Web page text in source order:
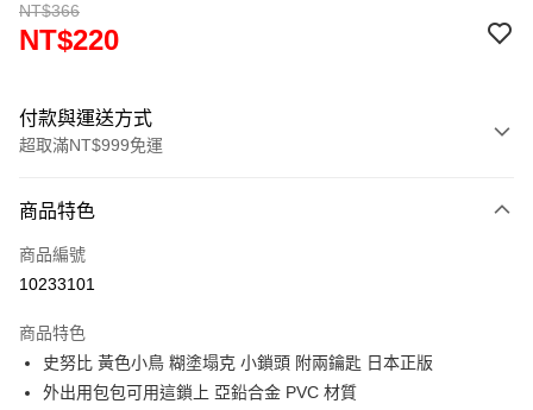
NT$366
NT$220
付款與運送方式
超取滿NT$999免運
信用卡一次付款
信用卡分期付款
合作金庫商業銀行
華南商業銀行
彰化商業銀行
上海商業儲蓄銀行
台北富邦商業銀行
超商取貨付款
LINE Pay
商品特色
商品編號
10233101
商品特色
史努比 黃色小鳥 糊塗塌克 小鎖頭 附兩鑰匙 日本正版
外出用包包可用這鎖上 亞鉛合金 PVC 材質